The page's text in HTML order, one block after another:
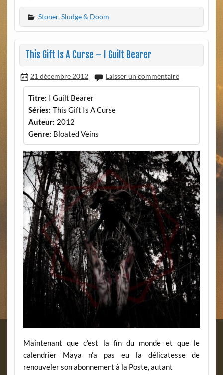
Stoner, Sludge & Doom
This Gift Is A Curse – I Guilt Bearer
21 décembre 2012 Laisser un commentaire
Titre: I Guilt Bearer
Séries: This Gift Is A Curse
Auteur: 2012
Genre: Bloated Veins
Maintenant que c’est la fin du monde et que le
calendrier Maya n’a pas eu la délicatesse de
renouveler son abonnement à la Poste, autant